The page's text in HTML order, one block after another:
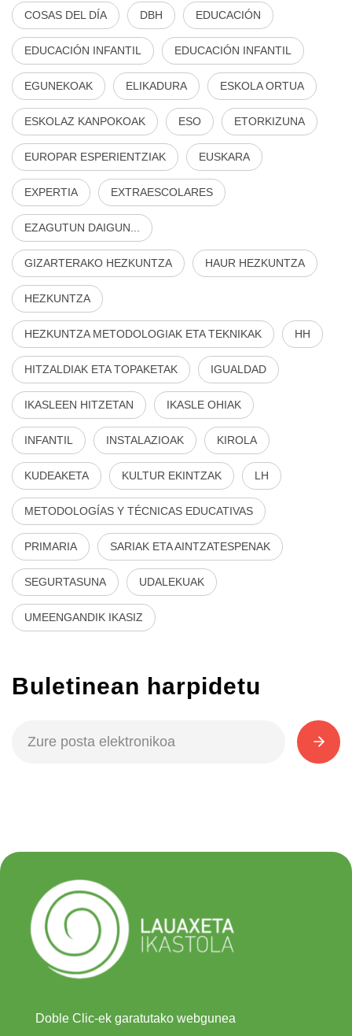
COSAS DEL DÍA DBH EDUCACIÓN
EDUCACIÓN INFANTIL EDUCACIÓN INFANTIL
EGUNEKOAK ELIKADURA ESKOLA ORTUA
ESKOLAZ KANPOKOAK ESO ETORKIZUNA
EUROPAR ESPERIENTZIAK EUSKARA
EXPERTIA EXTRAESCOLARES
EZAGUTUN DAIGUN...
GIZARTERAKO HEZKUNTZA HAUR HEZKUNTZA
HEZKUNTZA
HEZKUNTZA METODOLOGIAK ETA TEKNIKAK HH
HITZALDIAK ETA TOPAKETAK IGUALDAD
IKASLEEN HITZETAN IKASLE OHIAK
INFANTIL INSTALAZIOAK KIROLA
KUDEAKETA KULTUR EKINTZAK LH
METODOLOGÍAS Y TÉCNICAS EDUCATIVAS
PRIMARIA SARIAK ETA AINTZATESPENAK
SEGURTASUNA UDALEKUAK
UMEENGANDIK IKASIZ
Buletinean harpidetu
Doble Clic-ek garatutako webgunea